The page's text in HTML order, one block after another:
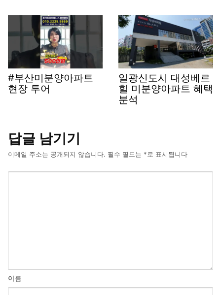
#부산미분양아파트
현장 투어
일광신도시 대성베르
힐 미분양아파트 혜택
분석
답글 남기기
이메일 주소는 공개되지 않습니다. 필수 필드는 *로 표시됩니다
이름